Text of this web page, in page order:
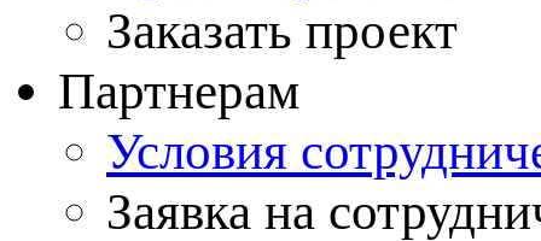
Заказать проект
Партнерам
Условия
Заявка на